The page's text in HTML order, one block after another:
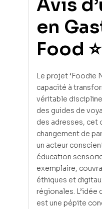
Avis
en
Food
Le projet ‘Foodie
capacité à
véritable
des guides de
des adresses, cet
changement de
un acteur
éducation
exemplaire,
éthiques et
régionales. L’idée
est une pépite